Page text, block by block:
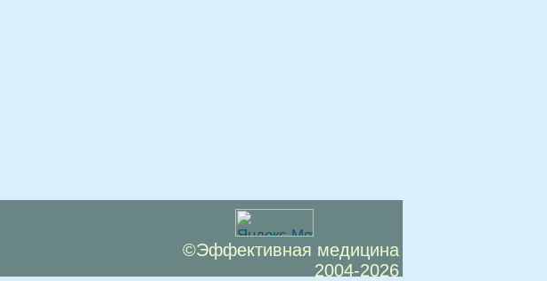
©Эффективная медицина
2004-2026